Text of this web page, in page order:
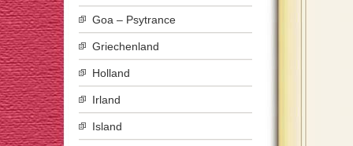
Goa – Psytrance
Griechenland
Holland
Irland
Island